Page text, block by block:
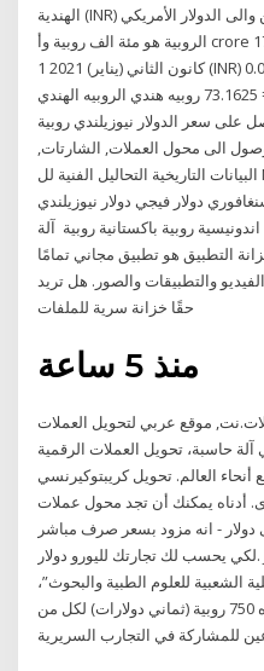
الهندية (INR) من والى الدولار الأمريكي (USD) باستخدام أحدث أ lakh
الروبية هو مئة الف روبية وأ crore الروبية هو عشرة ملايين روبية. 17
كانون الثاني (يناير) 2021 1 (INR) روبيه هندي= 0.0137 (USD) دولار أمريكي
1 دولار أمريكي = 73.1625 روبيه هندي الروبيه الهندي (INR) هو العملة
سعر الدولار نيوزيلندي روبية
الى محول العملات, الشارتات,
البيانات التاريخية التحاليل الفنية لل NZD PKR GAU/USD - غرام الذهب
دولار فيجي دولار نيوزيلندي
روبية باكستانية روبية آلة
التطبيق هو تطبيق مجاني تمامًا
والتطبيقات والصور. هل تريد
منذ 5 ساعة
موقع عربي لتحويل العملات
حاسبة، تحويل العملات الرقمية
العالم. تحويل كريبتوكيرنسي
أدناه يمكنك أن تجد محول عملات
دولار - انه مزود بسعر صرف مباشر
لكي يحسب لك تجارتك لليورو دولار. Jan 16, 2021 · وفي مدينة بوبال في
للعلوم الطبية والبحوث”،
الشريك المحلي لبهارات، مبلغا قدره 750 روبية (ثماني دولارات) لكل من
للمشاركة في التجارب السريرية